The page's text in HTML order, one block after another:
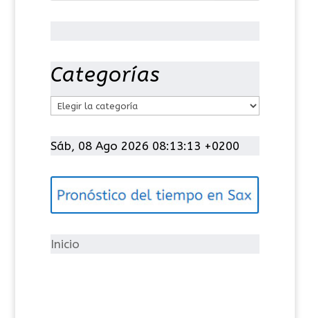
Categorías
t
g
í
Sáb, 08 Ago 2026 08:13:13 +0200
Inicio